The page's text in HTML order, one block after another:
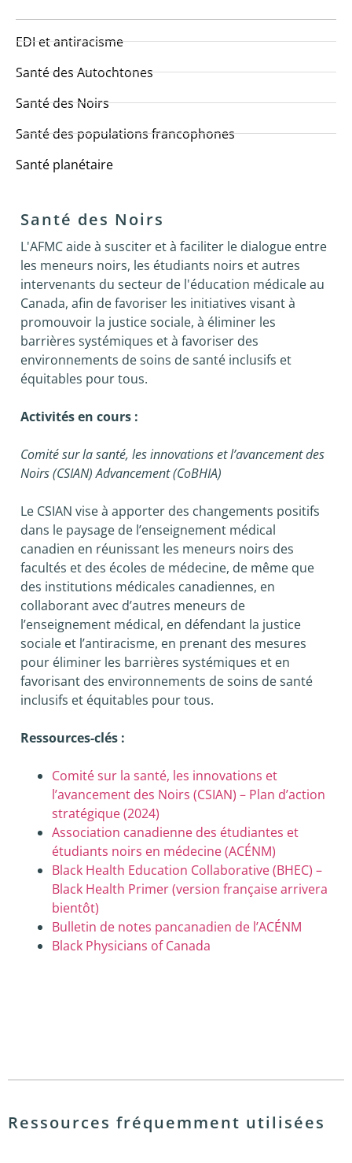
EDI et antiracisme
Santé des Autochtones
Santé des Noirs
Santé des populations francophones
Santé planétaire
Santé des Noirs
L'AFMC aide à susciter et à faciliter le dialogue entre
les meneurs noirs, les étudiants noirs et autres
intervenants du secteur de l'éducation médicale au
Canada, afin de favoriser les initiatives visant à
promouvoir la justice sociale, à éliminer les
barrières systémiques et à favoriser des
environnements de soins de santé inclusifs et
équitables pour tous.
Activités en cours :
Comité sur la santé, les innovations et l’avancement des
Noirs (CSIAN)Advancement (CoBHIA)
Le CSIAN vise à apporter des changements positifs
dans le paysage de l’enseignement médical
canadien en réunissant les meneurs noirs des
facultés et des écoles de médecine, de même que
des institutions médicales canadiennes, en
collaborant avec d’autres meneurs de
l’enseignement médical, en défendant la justice
sociale et l’antiracisme, en prenant des mesures
pour éliminer les barrières systémiques et en
favorisant des environnements de soins de santé
inclusifs et équitables pour tous.
Ressources-clés :
Comité sur la santé, les innovations et
l’avancement des Noirs (CSIAN) – Plan d’action
stratégique (2024)
Association canadienne des étudiantes et
étudiants noirs en médecine (ACÉNM)
Black Health Education Collaborative (BHEC) –
Black Health Primer (version française arrivera
bientôt)
Bulletin de notes pancanadien de l’ACÉNM
Black Physicians of Canada
Ressources fréquemment utilisées